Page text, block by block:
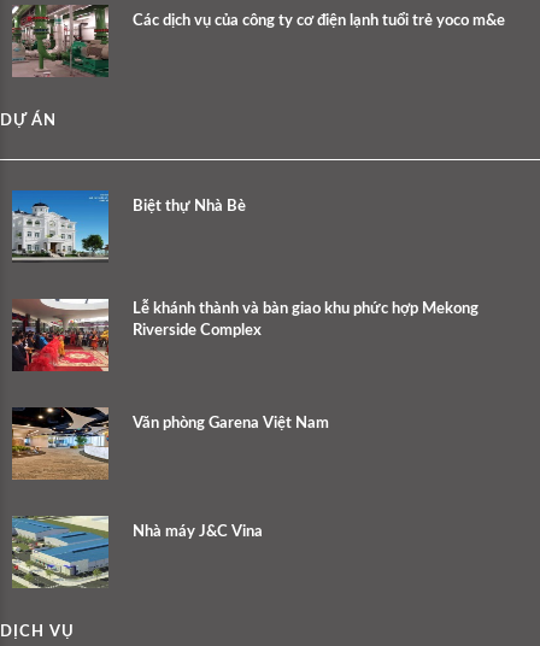
Các dịch vụ của công ty cơ điện lạnh tuổi trẻ yoco m&e
DỰ ÁN
Biệt thự Nhà Bè
Lễ khánh thành và bàn giao khu phức hợp Mekong
Riverside Complex
Văn phòng Garena Việt Nam
Nhà máy J&C Vina
DỊCH VỤ